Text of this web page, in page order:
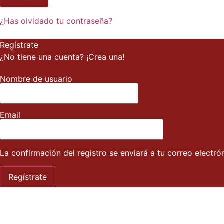
¿Has olvidado tu contraseña?
Regístrate
¿No tiene una cuenta? ¡Crea una!
Nombre de usuario
Email
La confirmación del registro se enviará a tu correo